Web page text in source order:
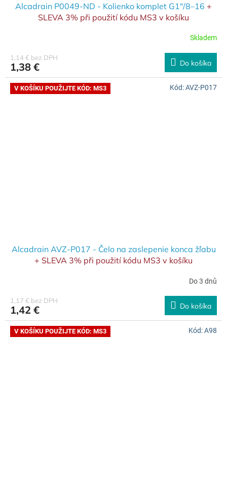
Alcadrain P0049-ND - Kolienko komplet G1"/8–16 +
SLEVA 3% při použití kódu MS3 v košíku
Skladem
1,14 € bez DPH
1,38 € Do košíka
V KOŠÍKU POUŽIJTE KÓD: MS3
Alcadrain AVZ-P017 - Čelo na zaslepenie konca žľabu
+ SLEVA 3% při použití kódu MS3 v košíku
Do 3 dnů
1,17 € bez DPH
1,42 € Do košíka
Kód:AVZ-P017
V KOŠÍKU POUŽIJTE KÓD: MS3 Kód:A98